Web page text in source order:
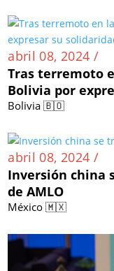
abril 08, 2024 /
Tras terremoto
Bolivia por
Bolivia 🇧🇴
abril 08, 2024 /
Inversión china
de AMLO
México 🇲🇽